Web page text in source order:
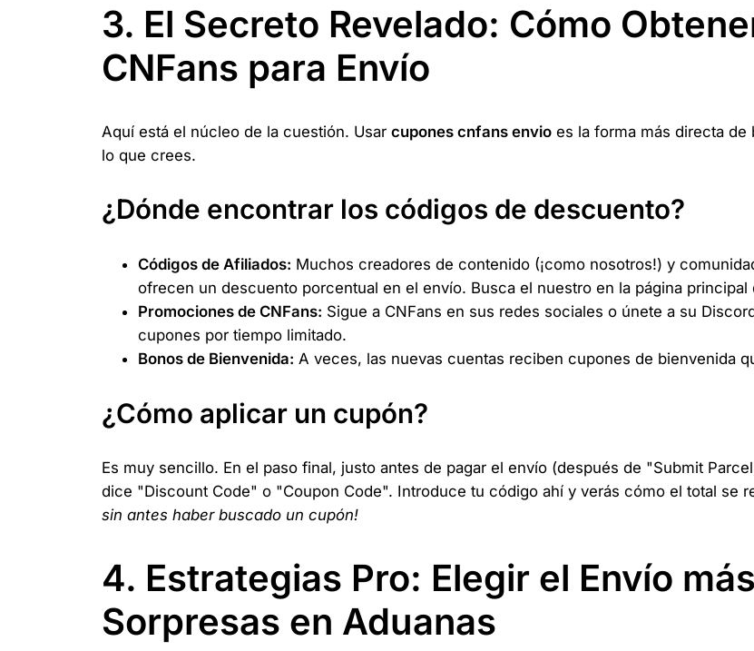
3. El Secreto Revelado: Cómo
CNFans para Envío
Aquí está el núcleo de la cuestión. Usar cupones cnfans envio es la forma más directa
lo que crees.
¿Dónde encontrar los códigos de descuento?
Códigos de Afiliados: Muchos creadores de contenido (¡como nosotros!) y
ofrecen un descuento porcentual en el envío. Busca el nuestro en la página principal
Promociones de CNFans: Sigue a CNFans en sus redes sociales o únete a su
cupones por tiempo limitado.
Bonos de Bienvenida: A veces, las nuevas cuentas reciben cupones de bienvenida
¿Cómo aplicar un cupón?
Es muy sencillo. En el paso final, justo antes de pagar el envío (después de "Submit
dice "Discount Code" o "Coupon Code". Introduce tu código ahí y verás cómo el total se
sin antes haber buscado un cupón!
4. Estrategias Pro: Elegir el Envío
Sorpresas en Aduanas